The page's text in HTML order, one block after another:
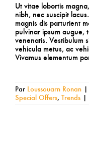
Ut vitae lobortis
nibh, nec suscipit
magnis dis parturient
pulvinar ipsum augue,
venenatis. Vestibulum
vehicula metus, ac
Vivamus elementum
Par Loussouarn Ronan |
Special Offers, Trends |